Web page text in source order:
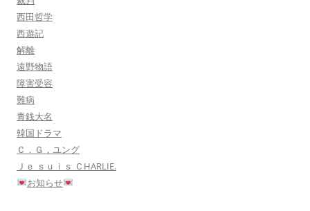
西田哲学
西遊記
解離
遠野物語
障害受容
難病
青銭大名
韓国ドラマ
Ｃ．Ｇ，ユング
Ｊｅ ｓｕｉｓ ＣHARLIE.
お知らせ